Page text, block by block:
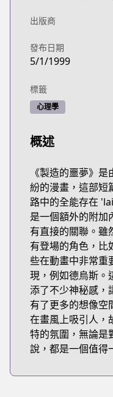
出版商
發布日期
5/1/1999
標籤
心理學
概述
《製造的噩夢》
紛的漫畫，這部短
路中的全能存在
是一個額外的附加
有直接的關聯。雖
有登場的角色，比
些在動畫中非常重
現，例如德烏斯。
添了不少神秘感，
有了更多的想像空
在畫風上吸引人，
特的氛圍，無論是
說，都是一個值得